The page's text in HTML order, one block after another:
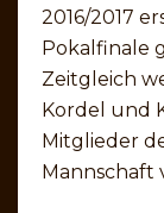
2016/2017
Pokalfinale
Zeitgleich
Kordel und
Mitglieder
Mannschaft